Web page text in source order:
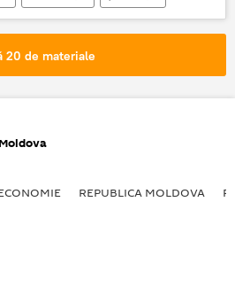
20 de materiale
Moldova
REPUBLICA MOLDOVA